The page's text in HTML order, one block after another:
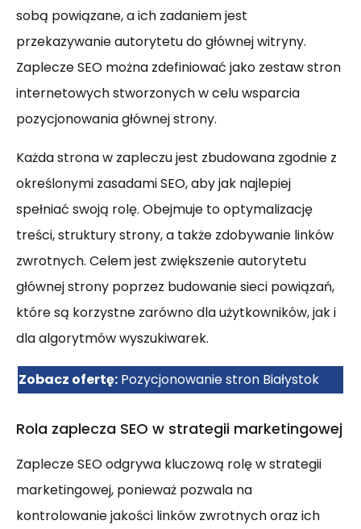
sobą powiązane, a ich zadaniem jest
przekazywanie autorytetu do głównej witryny.
Zaplecze SEO można zdefiniować jako zestaw stron
internetowych stworzonych w celu wsparcia
pozycjonowania głównej strony.
Każda strona w zapleczu jest zbudowana zgodnie z
określonymi zasadami SEO, aby jak najlepiej
spełniać swoją rolę. Obejmuje to optymalizację
treści, struktury strony, a także zdobywanie linków
zwrotnych. Celem jest zwiększenie autorytetu
głównej strony poprzez budowanie sieci powiązań,
które są korzystne zarówno dla użytkowników, jak i
dla algorytmów wyszukiwarek.
Zobacz ofertę: Pozycjonowanie stron Białystok
Rola zaplecza SEO w strategii marketingowej
Zaplecze SEO odgrywa kluczową rolę w strategii
marketingowej, ponieważ pozwala na
kontrolowanie jakości linków zwrotnych oraz ich